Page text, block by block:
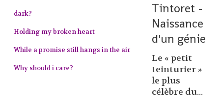
dark?
Holding my broken heart
While a promise still hangs in the air
Why should i care?
Tintoret -
Naissance
d'un génie
Le « petit
teinturier »
le plus
célèbre du...